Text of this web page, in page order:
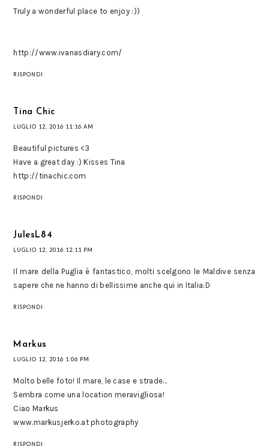
Truly a wonderful place to enjoy :))
http://www.ivanasdiary.com/
RISPONDI
Tina Chic
LUGLIO 12, 2016 11:16 AM
Beautiful pictures <3
Have a great day :) Kisses Tina
http://tinachic.com
RISPONDI
JulesL84
LUGLIO 12, 2016 12:11 PM
Il mare della Puglia è fantastico, molti scelgono le Maldive senza
sapere che ne hanno di bellissime anche qui in Italia:D
RISPONDI
Markus
LUGLIO 12, 2016 1:06 PM
Molto belle foto! Il mare, le case e strade...
Sembra come una location meravigliosa!
Ciao Markus
www.markusjerko.at photography
RISPONDI